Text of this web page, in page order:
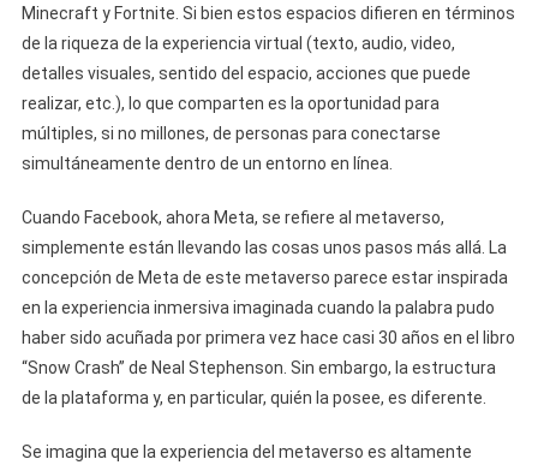
Minecraft y Fortnite. Si bien estos espacios difieren en términos
de la riqueza de la experiencia virtual (texto, audio, video,
detalles visuales, sentido del espacio, acciones que puede
realizar, etc.), lo que comparten es la oportunidad para
múltiples, si no millones, de personas para conectarse
simultáneamente dentro de un entorno en línea.
Cuando Facebook, ahora Meta, se refiere al metaverso,
simplemente están llevando las cosas unos pasos más allá. La
concepción de Meta de este metaverso parece estar inspirada
en la experiencia inmersiva imaginada cuando la palabra pudo
haber sido acuñada por primera vez hace casi 30 años en el libro
“Snow Crash” de Neal Stephenson. Sin embargo, la estructura
de la plataforma y, en particular, quién la posee, es diferente.
Se imagina que la experiencia del metaverso es altamente